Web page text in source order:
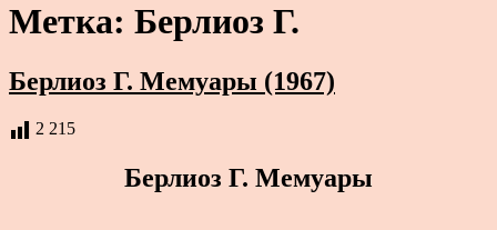
Метка: Берлиоз Г.
Берлиоз Г. Мемуары (1967)
2 215
Берлиоз Г. Мемуары